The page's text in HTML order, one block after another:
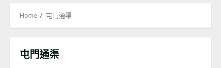
Home 屯門通渠
屯門通渠